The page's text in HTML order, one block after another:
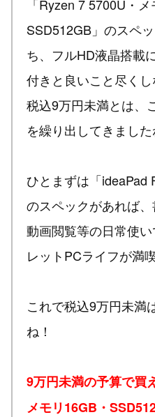
「Ryzen 7 5700U・メ
SSD512GB」のスペ
ち、フルHD液晶搭載
付きと良いこと尽く
税込9万円未満とは、
を繰り出してきまし
ひとまずは「ideaPad
のスペックがあれば
動画閲覧等の日常使
レットPCライフが満
これで税込9万円未満
ね！
9万円未満の予算で買
メモリ16GB・